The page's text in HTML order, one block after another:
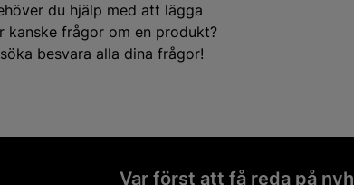
du hjälp med att lägga
kanske frågor om en produkt?
besvara alla dina frågor!
Var först att få reda på